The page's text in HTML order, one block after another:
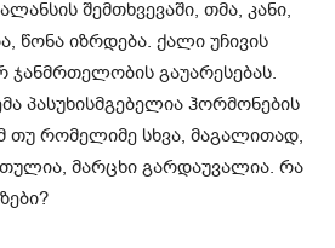
შემთხვევაში, თმა, კანი,
წონა იზრდება. ქალი უჩივის
ჯანმრთელობის გაუარესებას.
პასუხისმგებელია ჰორმონების
თუ რომელიმე სხვა, მაგალითად,
მარცხი გარდაუვალია. რა